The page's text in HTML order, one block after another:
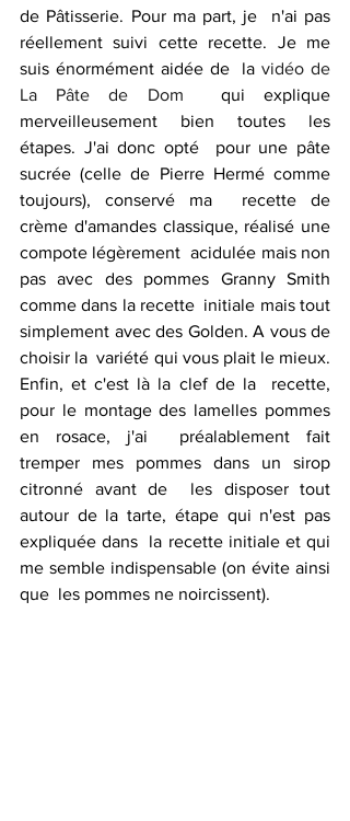
de Pâtisserie. Pour ma part, je  n'ai pas
réellement suivi cette recette. Je me
suis énormément aidée de  la vidéo de
La Pâte de Dom
  qui explique
merveilleusement bien toutes les
étapes. J'ai donc opté  pour une pâte
sucrée (celle de Pierre Hermé comme
toujours), conservé ma  recette de
crème d'amandes classique, réalisé une
compote légèrement  acidulée mais non
pas avec des pommes Granny Smith
comme dans la recette  initiale mais tout
simplement avec des Golden. A vous de
choisir la  variété qui vous plait le mieux.
Enfin, et c'est là la clef de la  recette,
pour le montage des lamelles pommes
en rosace, j'ai  préalablement fait
tremper mes pommes dans un sirop
citronné avant de  les disposer tout
autour de la tarte, étape qui n'est pas
expliquée dans  la recette initiale et qui
me semble indispensable (on évite ainsi
que  les pommes ne noircissent).